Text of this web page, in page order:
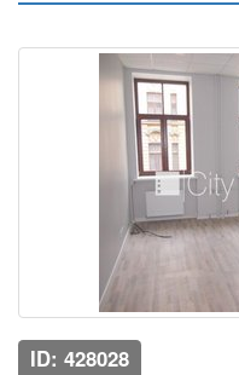
ID: 428028